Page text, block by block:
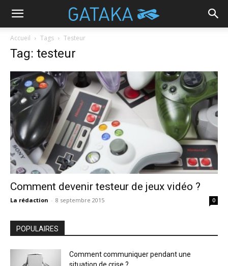
Accueil Tags Testeur
Tag: testeur
Comment devenir testeur de jeux vidéo ?
La rédaction - 8 septembre 2015 0
POPULAIRES
Comment communiquer pendant une